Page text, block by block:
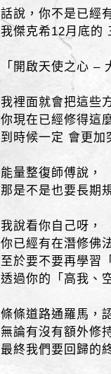
話說，你不是已經
我傑克希12月底的
「開啟天使之心 –
我裡面就會把這些
你現在已經修得這
到時候一定 會更加
能量整復師傅說，
那是不是也要長期
我說看你自己呀，
你已經有在潛修佛
至於要不要再學習
透過你的「高我、
條條道路通羅馬，
無論有沒有額外修
最終我們要回歸的